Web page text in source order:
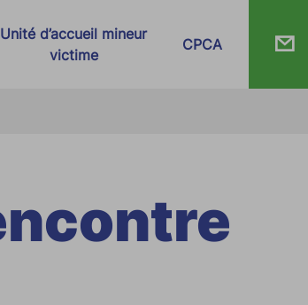
Unité d’accueil mineur
victime
CPCA